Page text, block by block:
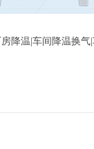
降温|车间降温换